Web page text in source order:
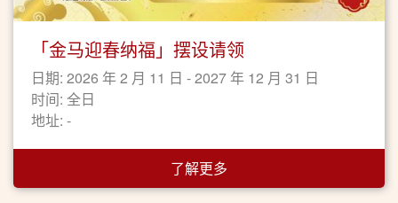
「金马迎春纳福」摆设请领
日期: 2026 年 2 月 11 日 - 2027 年 12 月 31 日
时间: 全日
地址: -
了解更多